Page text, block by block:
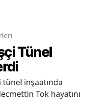
Tünel
tünel inşaatında
Tok hayatını